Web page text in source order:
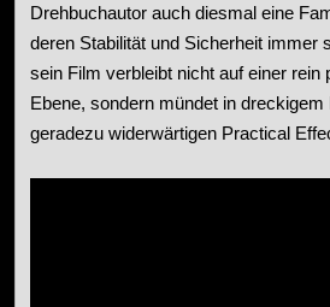
Drehbuchautor auch diesmal eine
deren Stabilität und Sicherheit immer
sein Film verbleibt nicht auf einer rein
Ebene, sondern mündet in
geradezu widerwärtigen Practical